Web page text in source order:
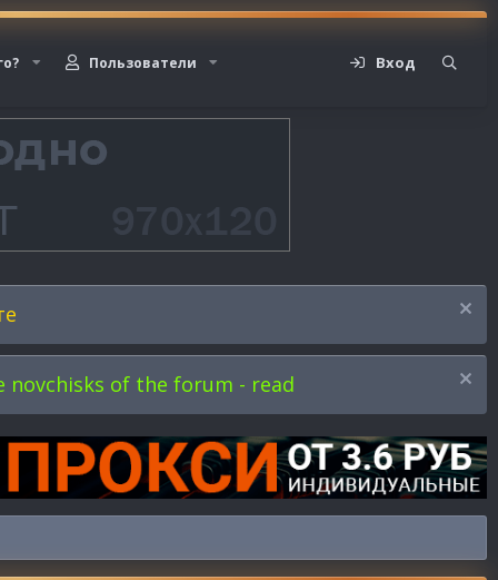
Пользователи Вход
of the forum - read